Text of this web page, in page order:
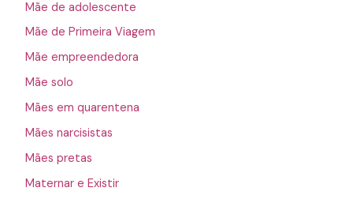
Mãe de adolescente
Mãe de Primeira Viagem
Mãe empreendedora
Mãe solo
Mães em quarentena
Mães narcisistas
Mães pretas
Maternar e Existir